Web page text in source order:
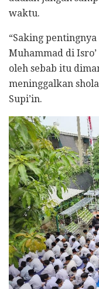
waktu.
“Saking
Muhammad di
oleh sebab itu
meninggalkan
Supi’in.